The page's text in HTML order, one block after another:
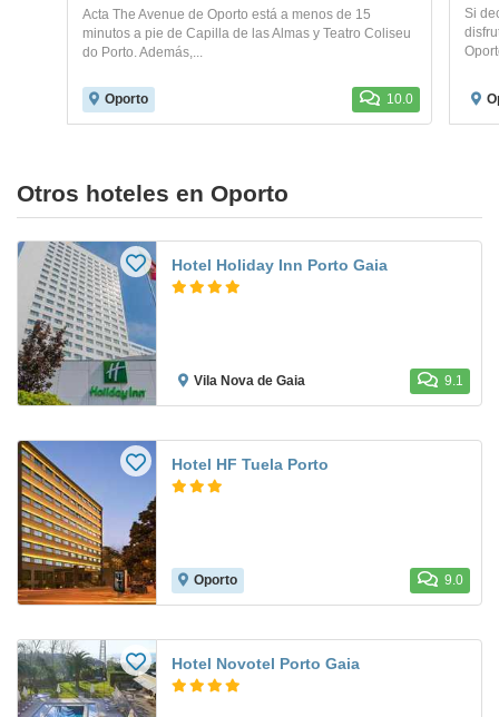
Acta The Avenue de Oporto está a menos de 15
minutos a pie de Capilla de las Almas y Teatro Coliseu
do Porto. Además,...
Oporto 10.0
Si
Otros hoteles en Oporto
Hotel Holiday Inn Porto Gaia
Vila Nova de Gaia 9.1
Hotel HF Tuela Porto
Oporto 9.0
Hotel Novotel Porto Gaia